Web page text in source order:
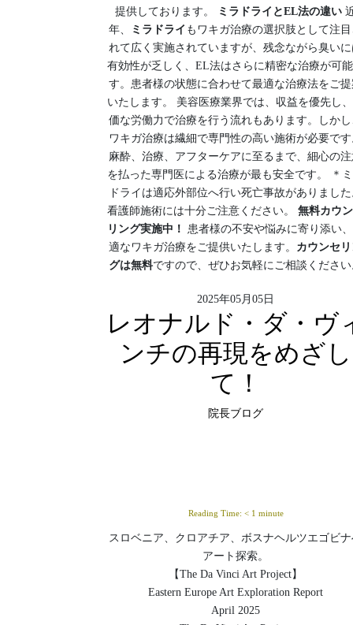
提供しております。
ミラドライとEL法の違い
年、
ミラドライ もワキガ治療の選択肢として注
れて広く実施されていますが、残念ながら臭い
有効性が乏しく、EL法はさらに精密な治療が可
す。患者様の状態に合わせて最適な治療法をご
いたします。 美容医療業界では、収益を優先し
価な労働力で治療を行う流れもあります。しか
ワキガ治療は繊細で専門性の高い施術が必要で
麻酔、治療、アフターケアに至るまで、細心の
を払った専門医による治療が最も安全です。 ＊
ドライは適応外部位へ行い死亡事故がありまし
看護師施術には十分ご注意ください。 無料カウ
リング実施中！ 患者様の不安や悩みに寄り添い
適なワキガ治療をご提供いたします。 カウンセ
グは無料ですので、ぜひお気軽にご相談くださ
2025年05月05日
レオナルド・ダ・ヴ
ンチの再現をめざし
て！
院長ブログ
Reading Time: < 1 minute
スロベニア、クロアチア、ボスナヘルツエゴビ
アート探索。
【The Da Vinci Art Project】
Eastern Europe Art Exploration Report
April 2025